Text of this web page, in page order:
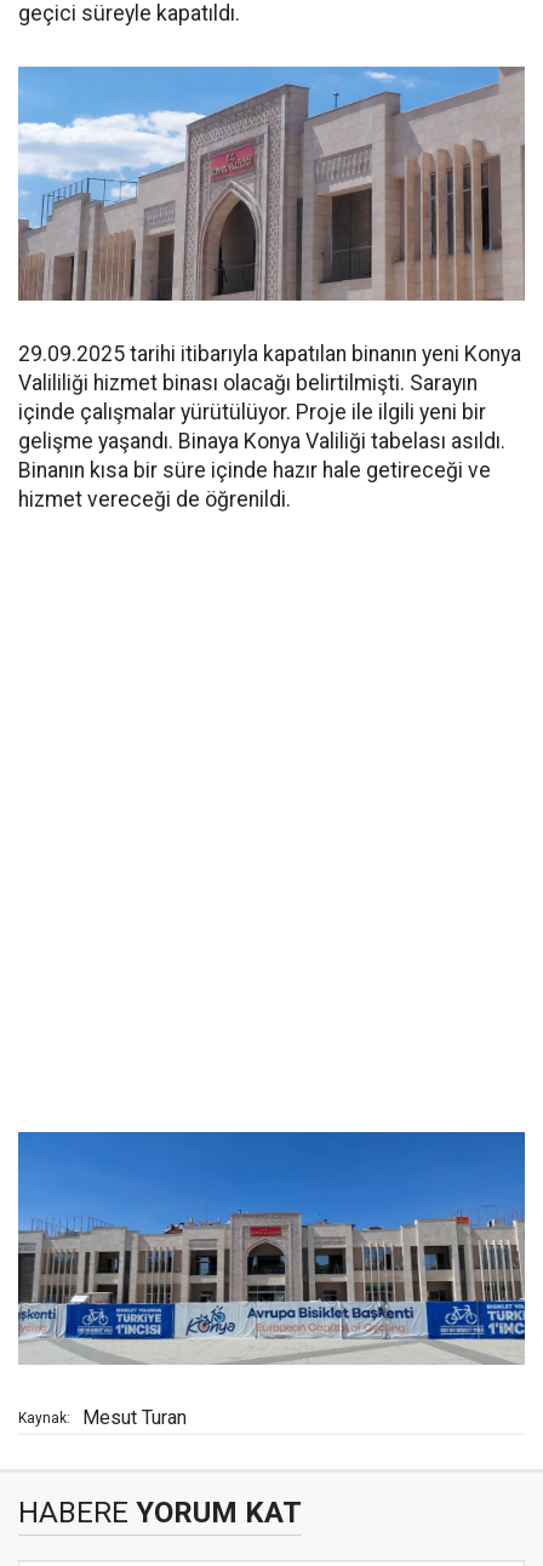
geçici süreyle kapatıldı.
29.09.2025 tarihi itibarıyla kapatılan binanın yeni Konya
Valililiği hizmet binası olacağı belirtilmişti. Sarayın
içinde çalışmalar yürütülüyor. Proje ile ilgili yeni bir
gelişme yaşandı. Binaya Konya Valiliği tabelası asıldı.
Binanın kısa bir süre içinde hazır hale getireceği ve
hizmet vereceği de öğrenildi.
Kaynak: Mesut Turan
HABERE YORUM KAT